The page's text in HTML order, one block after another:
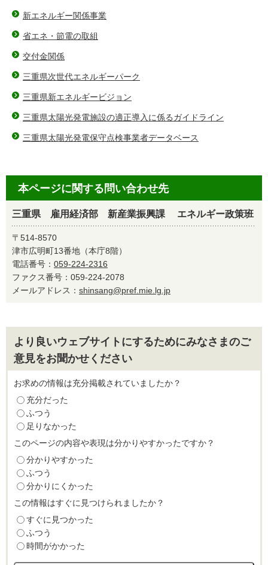
新エネルギー関係事業
省エネ・節電の取組
交付金関係
三重県次世代エネルギーパーク
三重県新エネルギービジョン
三重県太陽光発電施設の適正導入に係るガイドライン
三重県太陽光発電保守点検事業者データベース
本ページに関する問い合わせ先
三重県 雇用経済部 新産業振興課 エネルギー政策班
〒514-8570
津市広明町13番地（本庁8階）
電話番号： 059-224-2316
ファクス番号：059-224-2078
メールアドレス： shinsang@pref.mie.lg.jp
より良いウェブサイトにするためにみなさまのご
意見をお聞かせください
お求めの情報は充分掲載されていましたか？
充分だった
ふつう
足りなかった
このページの内容や表現は分かりやすかったですか？
分かりやすかった
ふつう
分かりにくかった
この情報はすぐに見つけられましたか？
すぐに見つかった
ふつう
時間がかかった